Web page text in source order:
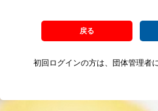
戻る
初回ログインの方は、団体管理者